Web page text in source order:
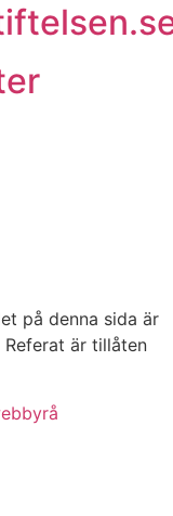
på denna sida är
är tillåten